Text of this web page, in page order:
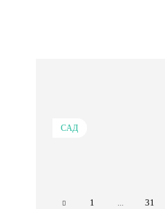
САД
1 ... 31